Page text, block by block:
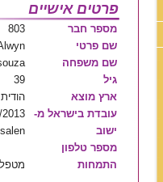
פרטים אישיים
מספר חבר
803
שם פרטי
שם משפחה
גיל
39
ארץ מוצא
הודית
עובדת בישראל מ-
2013
ישוב
מספר טלפון
התמחות